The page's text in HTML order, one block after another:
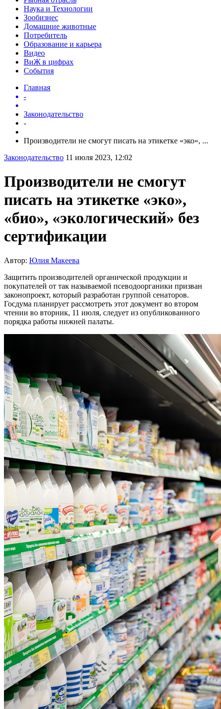
Наука и Технологии
Зообизнес
Домашние животные
Потребитель
Образование и карьера
Видео
ВиЖ в цифрах
События
Главная
-
Законодательство
-
Производители не смогут писать на этикетке «эко», ...
Законодательство 11 июля 2023, 12:02
Производители не смогут
писать на этикетке «эко»,
«био», «экологический» без
сертификации
Автор: Юлия Макеева
Защитить производителей органической продукции и
покупателей от так называемой псеводоорганики призван
законопроект, который разработан группой сенаторов.
Госдума планирует рассмотреть этот документ во втором
чтении во вторник, 11 июля, следует из опубликованного
порядка работы нижней палаты.